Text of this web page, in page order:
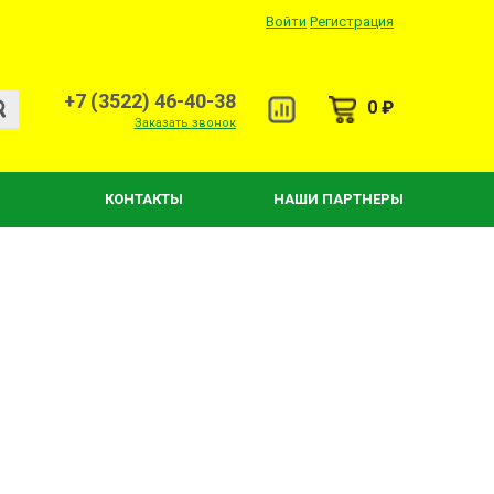
Войти Регистрация
+7 (3522) 46-40-38
Заказать звонок
0 ₽
КОНТАКТЫ НАШИ ПАРТНЕРЫ